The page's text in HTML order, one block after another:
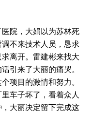
院，大娟以为苏林死
不来技术人员，恳求
离开。雷建彬来找大
引来了大丽的痛哭。
项目的激情和努力。
车子坏了，看着众人
大丽决定留下完成这